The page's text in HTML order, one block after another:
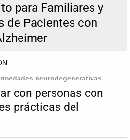
para Familiares y
de Pacientes con
neurodegenerativas
con personas con
prácticas del